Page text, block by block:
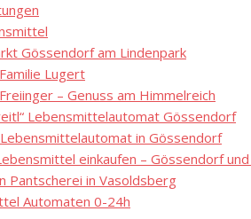
Gössendorf am Lindenpark
Lugert
– Genuss am Himmelreich
Lebensmittelautomat Gössendorf
in Gössendorf
einkaufen – Gössendorf
Pantscherei in Vasoldsberg
Automaten 0-24h